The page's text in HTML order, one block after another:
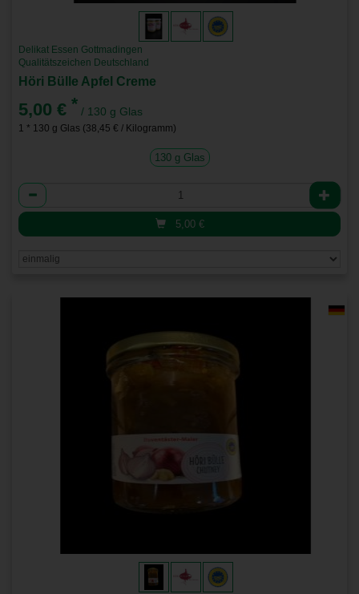
Delikat Essen Gottmadingen
Qualitätszeichen Deutschland
Höri Bülle Apfel Creme
5,00 € * / 130 g Glas
1 * 130 g Glas (38,45 € / Kilogramm)
130 g Glas
Anzahl
5,00 €